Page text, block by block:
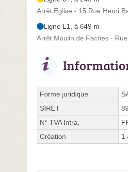
Arrêt Eglise - 15 Rue Henri
Ligne L1, à 649 m
Arrêt Moulin de Faches -
Forme juridique
SIRET
N° TVA Intra.
Création
1